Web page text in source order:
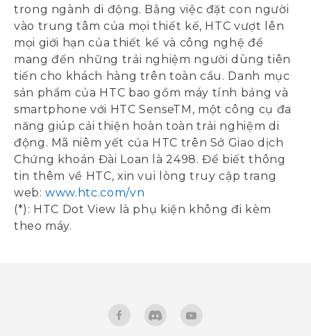
trong ngành di động. Bằng việc đặt con người
vào trung tâm của mọi thiết kế, HTC vượt lên
mọi giới hạn của thiết kế và công nghệ để
mang đến những trải nghiệm người dùng tiên
tiến cho khách hàng trên toàn cầu. Danh mục
sản phẩm của HTC bao gồm máy tính bảng và
smartphone với HTC SenseTM, một công cụ đa
năng giúp cải thiện hoàn toàn trải nghiệm di
động. Mã niêm yết của HTC trên Sở Giao dịch
Chứng khoán Đài Loan là 2498. Để biết thông
tin thêm về HTC, xin vui lòng truy cập trang
web:www.htc.com/vn
(*): HTC Dot View là phụ kiện không đi kèm
theo máy.